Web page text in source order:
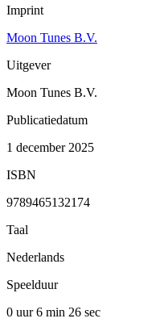
Imprint
Moon Tunes B.V.
Uitgever
Moon Tunes B.V.
Publicatiedatum
1 december 2025
ISBN
9789465132174
Taal
Nederlands
Speelduur
0 uur 6 min 26 sec